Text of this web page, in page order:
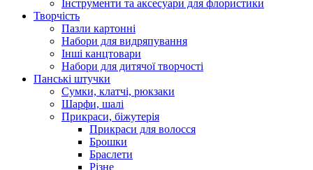
Інструменти та аксесуари для флористики
Творчість
Пазли картонні
Набори для видряпування
Інші канцтовари
Набори для дитячої творчості
Панські штучки
Сумки, клатчі, рюкзаки
Шарфи, шалі
Прикраси, біжутерія
Прикраси для волосся
Брошки
Браслети
Різне